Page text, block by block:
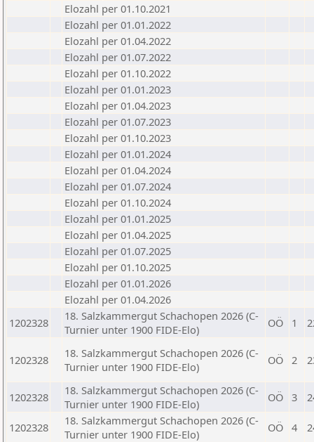
Elozahl per 01.10.2021
Elozahl per 01.01.2022
Elozahl per 01.04.2022
Elozahl per 01.07.2022
Elozahl per 01.10.2022
Elozahl per 01.01.2023
Elozahl per 01.04.2023
Elozahl per 01.07.2023
Elozahl per 01.10.2023
Elozahl per 01.01.2024
Elozahl per 01.04.2024
Elozahl per 01.07.2024
Elozahl per 01.10.2024
Elozahl per 01.01.2025
Elozahl per 01.04.2025
Elozahl per 01.07.2025
Elozahl per 01.10.2025
Elozahl per 01.01.2026
Elozahl per 01.04.2026
1202328
18. Salzkammergut Schachopen 2026 (C-
Turnier unter 1900 FIDE-Elo)
OÖ 1
1202328
18. Salzkammergut Schachopen 2026 (C-
Turnier unter 1900 FIDE-Elo)
OÖ 2
1202328
18. Salzkammergut Schachopen 2026 (C-
Turnier unter 1900 FIDE-Elo)
OÖ 3
1202328
18. Salzkammergut Schachopen 2026 (C-
Turnier unter 1900 FIDE-Elo)
OÖ 4